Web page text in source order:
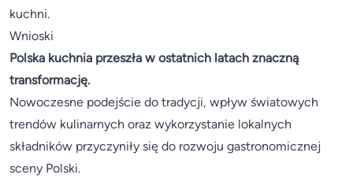
kuchni.
Wnioski
Polska kuchnia przeszła w ostatnich latach znaczną
transformację.
Nowoczesne podejście do tradycji, wpływ światowych
trendów kulinarnych oraz wykorzystanie lokalnych
składników przyczyniły się do rozwoju gastronomicznej
sceny Polski.